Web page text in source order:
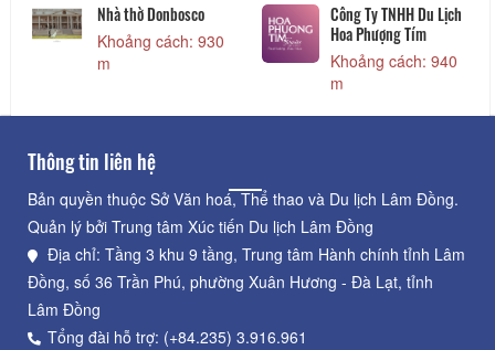
Nhà thờ Donbosco
Khoảng cách: 930
m
Công Ty TNHH Du Lịch
Hoa Phượng Tím
Khoảng cách: 940
m
Thông tin liên hệ
Bản quyền thuộc Sở Văn hoá, Thể thao và Du lịch Lâm Đồng.
Quản lý bởi Trung tâm Xúc tiến Du lịch Lâm Đồng
Địa chỉ: Tầng 3 khu 9 tầng, Trung tâm Hành chính tỉnh Lâm
Đồng, số 36 Trần Phú, phường Xuân Hương - Đà Lạt, tỉnh
Lâm Đồng
Tổng đài hỗ trợ: (+84.235) 3.916.961